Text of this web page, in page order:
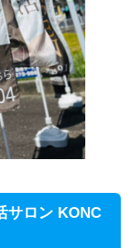
サロン KONC